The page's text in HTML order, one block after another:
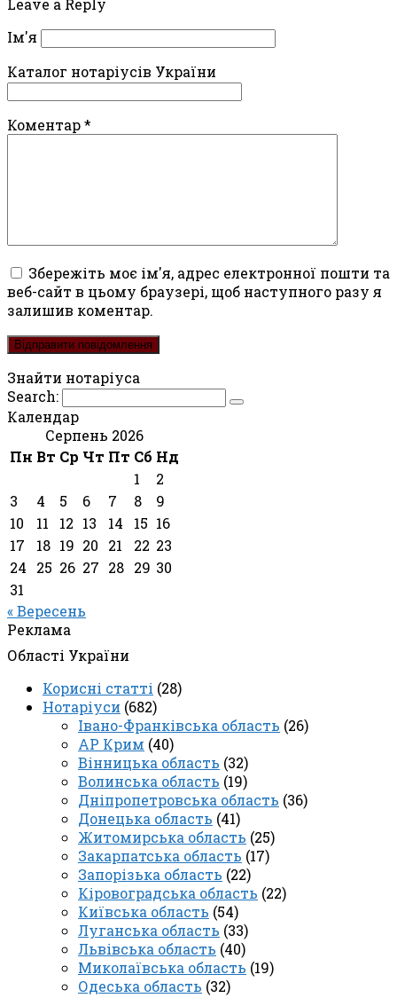
Leave a Reply
Ім'я
Каталог нотаріусів України
Коментар*
Збережіть моє ім'я, адрес електронної пошти та
веб-сайт в цьому браузері, щоб наступного разу я
залишив коментар.
Знайти нотаріуса
Search:
Календар
Серпень 2026
Пн Вт Ср Чт Пт Сб Нд
1
2
3
4 5 6 7 8
9
10
11 12 13 14 15 16
17
18 19 20 21 22 23
24
25 26 27 28 29 30
31
« Вересень
Реклама
Області України
Корисні статті (28)
Нотаріуси (682)
Івано-Франківська область (26)
АР Крим (40)
Вінницька область (32)
Волинська область (19)
Дніпропетровська область (36)
Донецька область (41)
Житомирська область (25)
Закарпатська область (17)
Запорізька область (22)
Кіровоградська область (22)
Київська область (54)
Луганська область (33)
Львівська область (40)
Миколаївська область (19)
Одеська область (32)